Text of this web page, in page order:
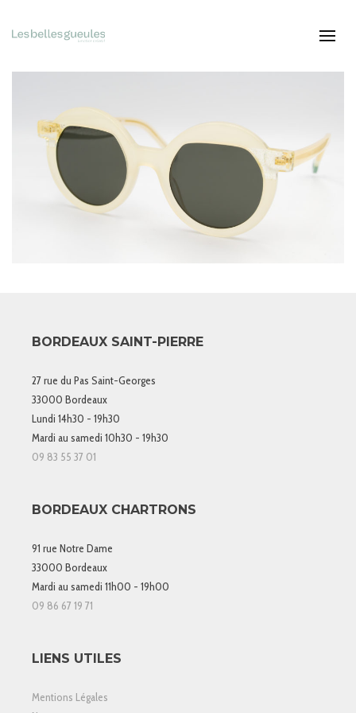
BORDEAUX SAINT-PIERRE
27 rue du Pas Saint-Georges
33000 Bordeaux
Lundi 14h30 - 19h30
Mardi au samedi 10h30 - 19h30
09 83 55 37 01
BORDEAUX CHARTRONS
91 rue Notre Dame
33000 Bordeaux
Mardi au samedi 11h00 - 19h00
09 86 67 19 71
LIENS UTILES
Mentions Légales